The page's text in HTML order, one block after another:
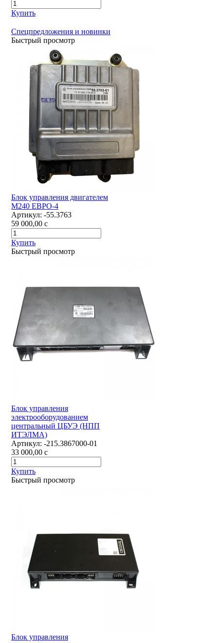
Купить
Спецпредложения и новинки
Быстрый просмотр
Блок управления двигателем
М240 ЕВРО-4
Артикул: -55.3763
59 000,00 c
Купить
Быстрый просмотр
Блок управления
электрооборудованием
центральный ЦБУЭ (НПП
ИТЭЛМА)
Артикул: -215.3867000-01
33 000,00 c
Купить
Быстрый просмотр
Блок управления